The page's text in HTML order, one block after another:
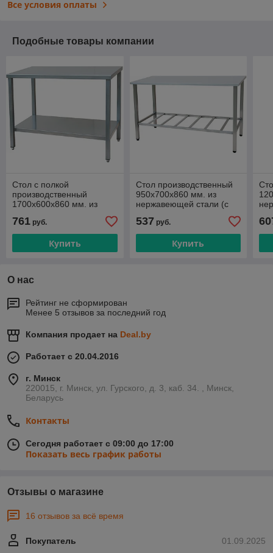
Все условия оплаты
Подобные товары компании
Стол с полкой
производственный
1700х600х860 мм. из
761 руб.
Купить
Стол производственный
950х700х860 мм. из
нержавеющей стали (с
537 руб.
Купить
О нас
Рейтинг не сформирован
Менее 5 отзывов за последний год
Компания продает на Deal.by
Работает с 20.04.2016
г. Минск
220015, г. Минск, ул. Гурского, д. 3, каб. 34. , Минск,
Беларусь
Контакты
Сегодня работает с 09:00 до 17:00
Показать весь график работы
Отзывы о магазине
16 отзывов за всё время
01.09.2025
Покупатель